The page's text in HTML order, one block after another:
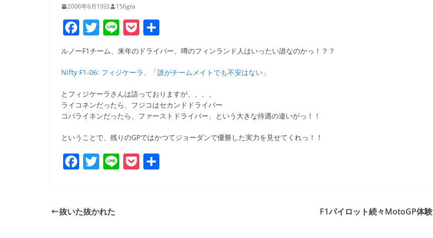
2006年6月19日 156gta
F
a
c
e
b
o
o
k
T
w
itt
er
Li
n
e
P
o
ck
et
有
ルノーF1チーム、来年のドライバー、噂のフィンランド人はいったい誰なのかっ！？？
Nifty F1-06: フィジケーラ、「誰がチームメイトでも不安はない」
とフィジケーラさんは語っておりますが、、、、
ライコネンだったら、フジコはセカンドドライバー
コバライネンだったら、ファーストドライバー、という大きな待遇の違いがっ！！
ということで、残りのGPではかつてジョーダンで優勝した実力を見せてくれっ！！
F
e
T
er
Li P
抜いた抜かれた F1パイロット続々MotoGP体験